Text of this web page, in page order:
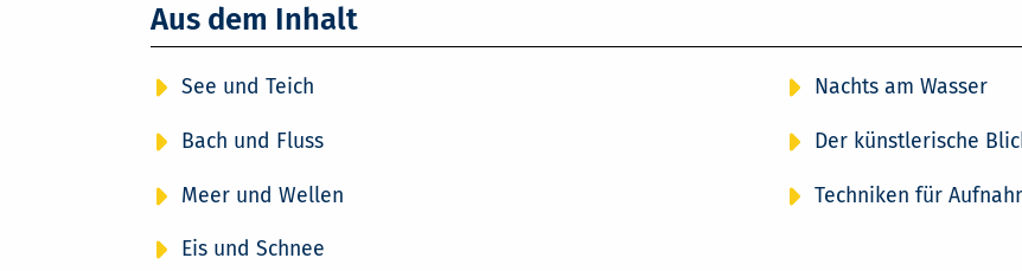
Aus dem Inhalt
See und Teich
Bach und Fluss
Meer und Wellen
Eis und Schnee
Nachts am Wasser
Der künstlerische
Techniken für